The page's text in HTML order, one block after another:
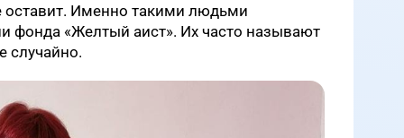
оставит. Именно такими людьми
фонда «Желтый аист». Их часто называют